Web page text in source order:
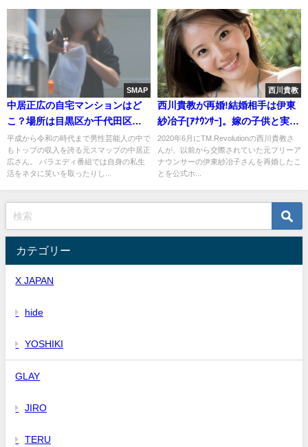
SMAP
中居正広の自宅マンションはど
こ？場所は目黒区か千代田区
か。実家は辻堂(画像)
平成から令和の時代まで男性芸能人の中で
もトップの収入を誇る元スマップの中居正
広さん。 バラエディ番組では自身の私生
活をネタに笑いを取ったりし...
西川貴教
西川貴教が再婚!結婚相手は伊東
紗冶子[ｱﾅｳﾝｻｰ]。嫁の子供と実家
の母
2020年6月にTM.Revolutionの西川貴教さ
んが、以前から交際されていた元フリーア
ナウンサーの伊東紗冶子さんを再婚したこ
とを公式ホ...
カテゴリー
X JAPAN
hide
YOSHIKI
GLAY
JIRO
TERU